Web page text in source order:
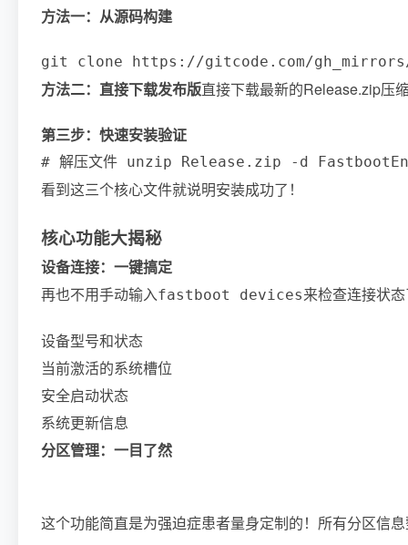
方法一：从源码构建
git clone https://gitcode.com/
方法二：直接下载发布版直接下载最新的Release.zip压
第三步：快速安装验证
# 解压文件 unzip Release.zip -d
看到这三个核心文件就说明安装成功了！
核心功能大揭秘
设备连接：一键搞定
再也不用手动输入fastboot devices来检查连接状
设备型号和状态
当前激活的系统槽位
安全启动状态
系统更新信息
分区管理：一目了然
这个功能简直是为强迫症患者量身定制的！所有分区信